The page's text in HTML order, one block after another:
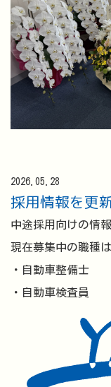
2026.05.28
採用情報を更
中途採用向けの情
現在募集中の職種
・自動車整備士
・自動車検査員